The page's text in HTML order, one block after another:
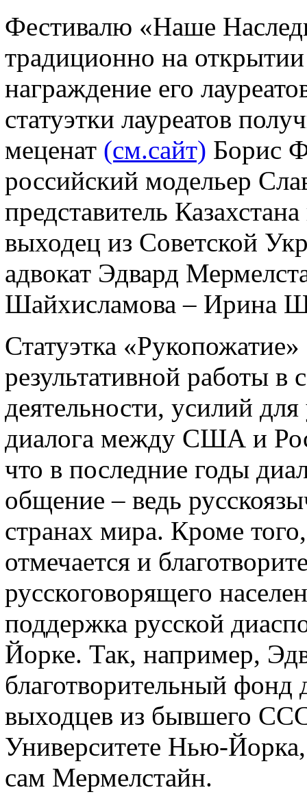
Фестивалю «Наше
традиционно на
награждение его
статуэтки лауреатов
меценат (см.сайт) Борис
российский модельер
представитель
выходец из Советской
адвокат Эдвард
Шайхисламова – Ирина
Статуэтка
результативной работы в
деятельности, усилий
диалога между США и
что в последние годы
общение – ведь
странах мира. Кроме
отмечается и
русскоговорящего
поддержка русской
Йорке. Так, например,
благотворительный фонд
выходцев из бывшего
Университете Нью-
сам Мермелстайн.